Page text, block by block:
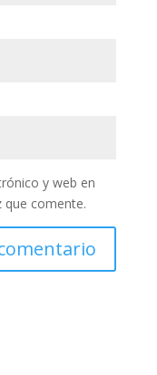
y web en
que comente.